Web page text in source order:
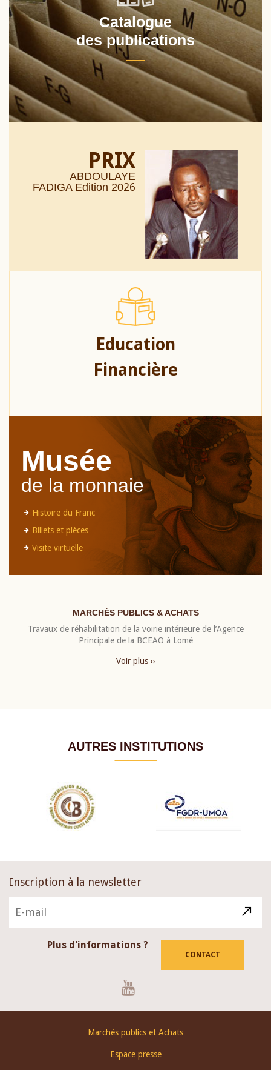
Catalogue
des publications
PRIX
ABDOULAYE
FADIGA Edition 2026
Education
Financière
Musée
de la monnaie
Histoire du Franc
Billets et pièces
Visite virtuelle
MARCHÉS PUBLICS & ACHATS
Travaux de réhabilitation de la voirie intérieure de l’Agence
Principale de la BCEAO à Lomé
Voir plus ››
AUTRES INSTITUTIONS
Inscription à la newsletter
Plus d'informations ?
CONTACT
Marchés publics et Achats
Espace presse